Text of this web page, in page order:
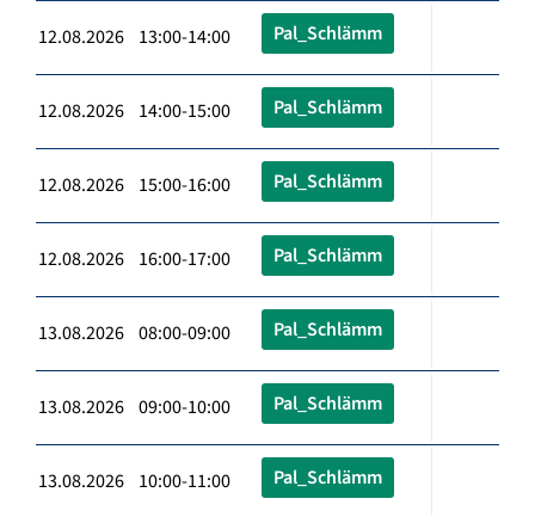
12.08.2026 13:00-14:00 Pal_Schlämm
12.08.2026 14:00-15:00 Pal_Schlämm
12.08.2026 15:00-16:00 Pal_Schlämm
12.08.2026 16:00-17:00 Pal_Schlämm
13.08.2026 08:00-09:00 Pal_Schlämm
13.08.2026 09:00-10:00 Pal_Schlämm
13.08.2026 10:00-11:00 Pal_Schlämm